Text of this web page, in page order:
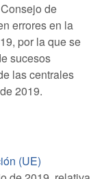
de
errores en la
por la que se
sucesos
las centrales
2019.
(UE)